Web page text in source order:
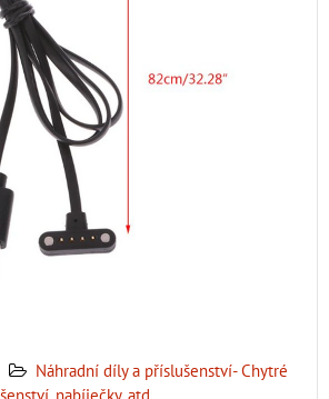
Náhradní díly a příslušenství- Chytré